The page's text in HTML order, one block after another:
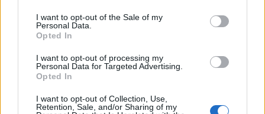
I want to opt-out of the Sale of my
Personal Data.
Opted In
I want to opt-out of processing my
Personal Data for Targeted Advertising.
Opted In
I want to opt-out of Collection, Use,
Retention, Sale, and/or Sharing of my